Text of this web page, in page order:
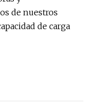
de nuestros
de carga